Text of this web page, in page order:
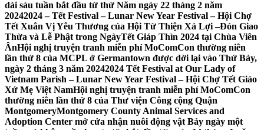
dài sáu tuần bắt đầu từ thứ Năm ngày 22 tháng 2 năm
20242024 – Tết Festival – Lunar New Year Festival – Hội Chợ
Tết Xuân Vị Yêu Thương của Hội Từ Thiện Xá Lợi –Đón Giao
Thừa và Lễ Phật trong NgàyTết Giáp Thìn 2024 tại Chùa Viên
ÂnHội nghị truyện tranh miễn phí MoComCon thường niên
lần thứ 8 của MCPL ở Germantown được dời lại vào Thứ Bảy,
ngày 2 tháng 3 năm 20242024 Tết Festival at Our Lady of
Vietnam Parish – Lunar New Year Festival – Hội Chợ Tết Giáo
Xứ Mẹ Việt NamHội nghị truyện tranh miễn phí MoComCon
thường niên lần thứ 8 của Thư viện Công cộng Quận
MontgomeryMontgomery County Animal Services and
Adoption Center mở cửa nhận nuôi động vật Bảy ngày một